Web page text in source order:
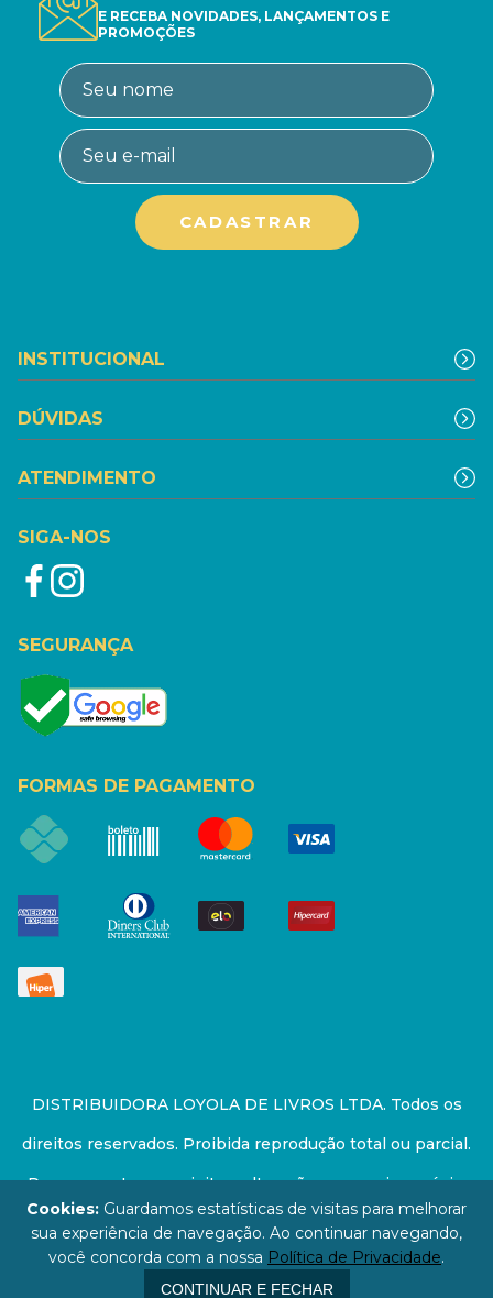
E RECEBA NOVIDADES, LANÇAMENTOS E
PROMOÇÕES
INSTITUCIONAL
DÚVIDAS
ATENDIMENTO
SIGA-NOS
SEGURANÇA
FORMAS DE PAGAMENTO
DISTRIBUIDORA LOYOLA DE LIVROS LTDA. Todos os
direitos reservados. Proibida reprodução total ou parcial.
Preços e estoque sujeito a alterações sem aviso prévio.
67.946.814/0001-94 - LOJA - Rua Senador Feijó - São
Paulo / SP - CEP: 01006-000
Cookies: Guardamos estatísticas de visitas para melhorar
sua experiência de navegação. Ao continuar navegando,
você concorda com a nossa Política de Privacidade.
CONTINUAR E FECHAR